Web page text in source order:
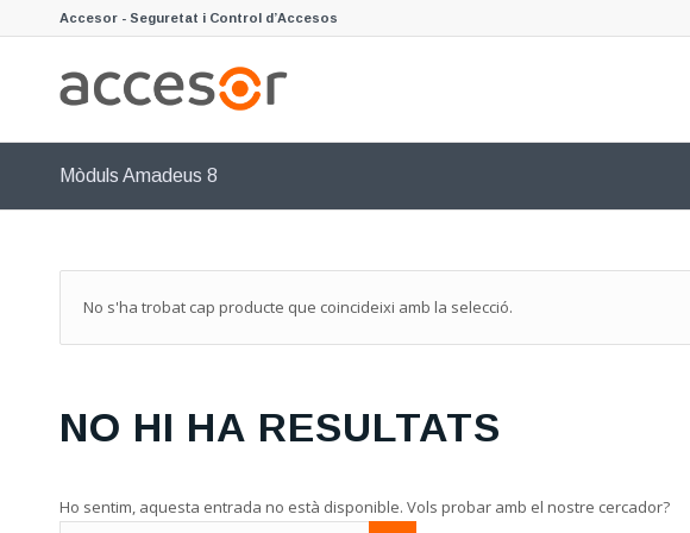
Accesor - Seguretat i Control d’Accesos
Mòduls Amadeus 8
No s'ha trobat cap producte que coincideixi amb la selecció.
NO HI HA RESULTATS
Ho sentim, aquesta entrada no està disponible. Vols probar amb el nostre cercador?